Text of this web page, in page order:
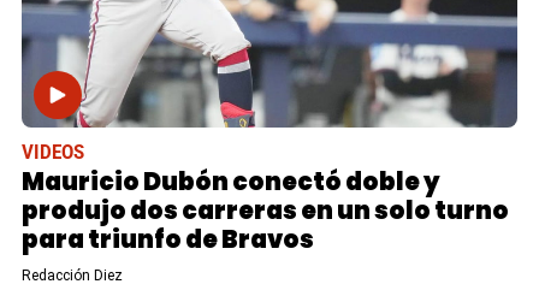
VIDEOS
Mauricio Dubón conectó doble y
produjo dos carreras en un solo turno
para triunfo de Bravos
Redacción Diez